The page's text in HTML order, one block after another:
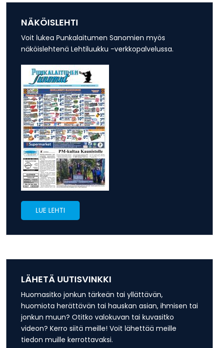
NÄKÖISLEHTI
Voit lukea Punkalaitumen Sanomien myös
näköislehtenä Lehtiluukku -verkkopalvelussa.
LUE LEHTI
LÄHETÄ UUTISVINKKI
Huomasitko jonkun tärkeän tai yllättävän,
huomiota herättävän tai hauskan asian, ihmisen tai
jonkun muun? Otitko valokuvan tai kuvasitko
videon? Kerro siitä meille! Voit lähettää meille
tiedon muille kerrottavaksi.